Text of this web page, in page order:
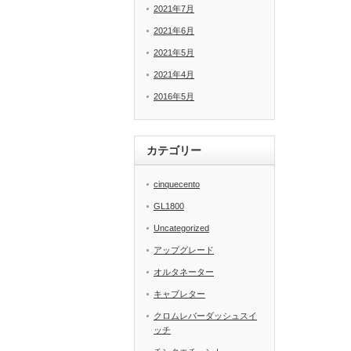
2021年7月
2021年6月
2021年5月
2021年4月
2016年5月
カテゴリー
cinquecento
GL1800
Uncategorized
アップグレード
オルタネーター
キャブレター
クロムレバーダッシュスイ
ッチ